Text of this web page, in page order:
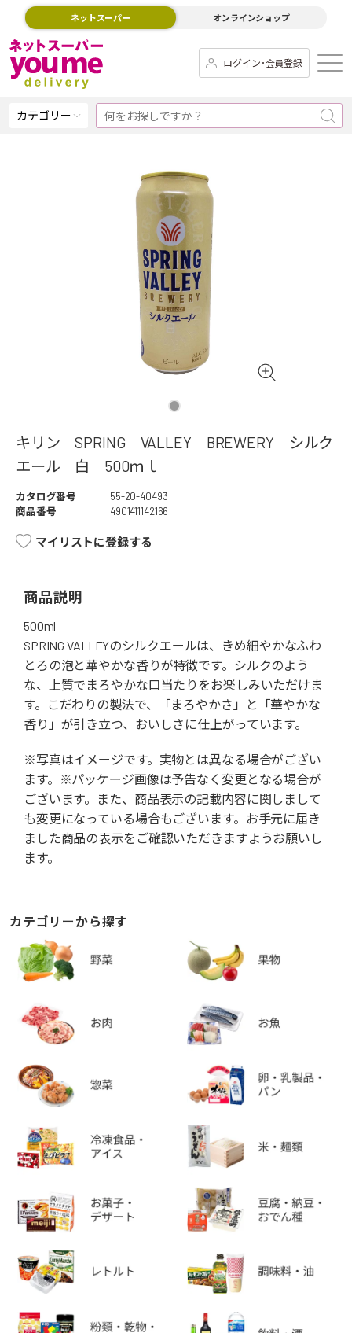
ネットスーパー オンラインショップ
ログイン･会員登録
カテゴリー
キリン SPRING VALLEY BREWERY シルク
エール 白 500ｍｌ
カタログ番号
55-20-40493
商品番号
4901411142166
マイリストに登録する
商品説明
500ml
SPRING VALLEYのシルクエールは、きめ細やかなふわ
とろの泡と華やかな香りが特徴です。シルクのよう
な、上質でまろやかな口当たりをお楽しみいただけま
す。こだわりの製法で、「まろやかさ」と「華やかな
香り」が引き立つ、おいしさに仕上がっています。
※写真はイメージです。実物とは異なる場合がござい
ます。※パッケージ画像は予告なく変更となる場合が
ございます。また、商品表示の記載内容に関しまして
も変更になっている場合もございます。お手元に届き
ました商品の表示をご確認いただきますようお願いし
ます。
カテゴリーから探す